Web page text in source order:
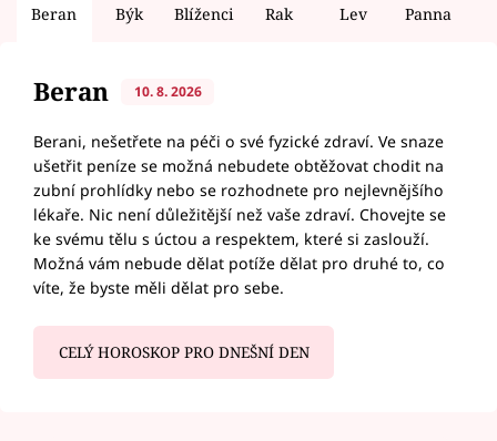
Beran Býk Blíženci Rak Lev Panna
Beran 10. 8. 2026
Berani, nešetřete na péči o své fyzické zdraví. Ve snaze
ušetřit peníze se možná nebudete obtěžovat chodit na
zubní prohlídky nebo se rozhodnete pro nejlevnějšího
lékaře. Nic není důležitější než vaše zdraví. Chovejte se
ke svému tělu s úctou a respektem, které si zaslouží.
Možná vám nebude dělat potíže dělat pro druhé to, co
víte, že byste měli dělat pro sebe.
CELÝ HOROSKOP PRO DNEŠNÍ DEN